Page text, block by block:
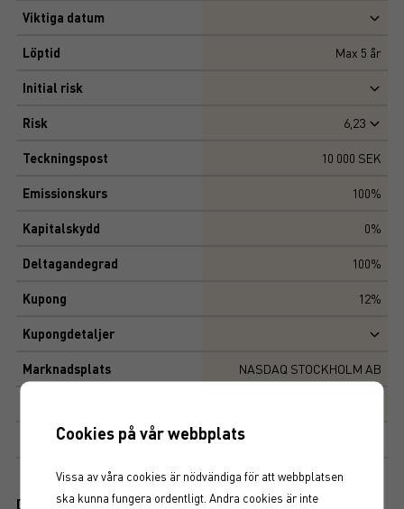
Viktiga datum
Löptid Max 5 år
Initial risk
Risk 6,23
Teckningspost 10 000 SEK
Emissionskurs 100%
Kapitalskydd 0%
Deltagandegrad 100%
Kupong 12%
Kupongdetaljer
Marknadsplats NASDAQ STOCKHOLM AB
Kupong:12 %
Dokument
Cookies på vår webbplats
Vissa av våra cookies är nödvändiga för att webbplatsen
ska kunna fungera ordentligt. Andra cookies är inte